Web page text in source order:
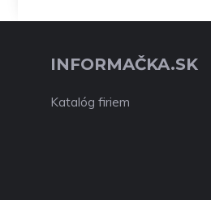
INFORMAČKA.SK
Katalóg firiem